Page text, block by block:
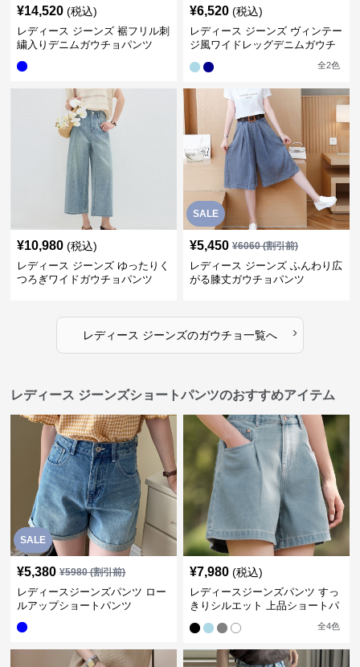
¥14,520 (税込)
レディース ジーンズ 裾フリル刺
繍入りデニムガウチョパンツ
¥6,520 (税込)
レディース ジーンズ ヴィンテー
ジ風ワイドレッグデニムガウチ
全2色
¥10,980 (税込)
レディース ジーンズ ゆったりく
つろぎワイドガウチョパンツ
SALE
¥5,450 ¥6060(割引前)
レディース ジーンズ ふんわり広
がる膝丈ガウチョパンツ
レディース ジーンズのガウチョ一覧へ ›
レディース ジーンズショートパンツのおすすめアイテム
SALE
¥5,380 ¥5980(割引前)
レディースジーンズパンツ ロー
ルアップショートパンツ
¥7,980 (税込)
レディースジーンズパンツ すっ
きりシルエット 上品ショートパ
全4色